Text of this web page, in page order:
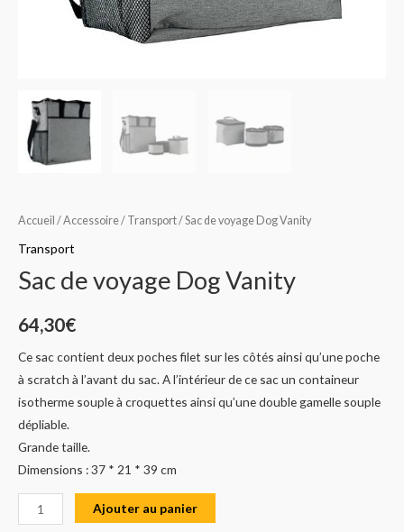
Accueil /Accessoire/ Transport/ Sac de voyage Dog Vanity
Transport
Sac de voyage Dog Vanity
64,30€
Ce sac contient deux poches filet sur les côtés ainsi qu’une poche
à scratch à l’avant du sac. A l’intérieur de ce sac un containeur
isotherme souple à croquettes ainsi qu’une double gamelle souple
dépliable.
Grande taille.
Dimensions : 37 * 21 * 39 cm
Ajouter au panier